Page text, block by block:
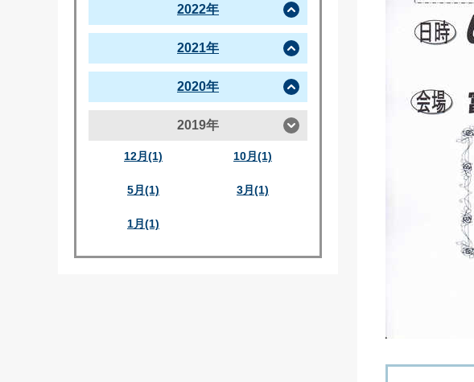
2022年
2021年
2020年
2019年
12月(1) 10月(1)
5月(1) 3月(1)
1月(1)